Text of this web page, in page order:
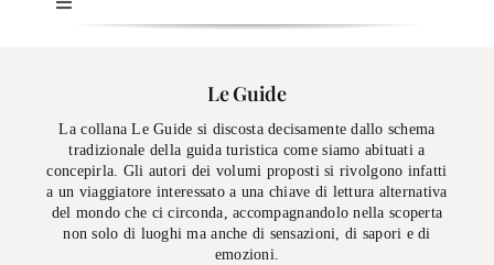
Toggle
Navigation
Le Collane
Catalogo
Le Guide
La collana Le Guide si discosta decisamente dallo schema
tradizionale della guida turistica come siamo abituati a
concepirla. Gli autori dei volumi proposti si rivolgono infatti
a un viaggiatore interessato a una chiave di lettura alternativa
del mondo che ci circonda, accompagnandolo nella scoperta
non solo di luoghi ma anche di sensazioni, di sapori e di
emozioni.